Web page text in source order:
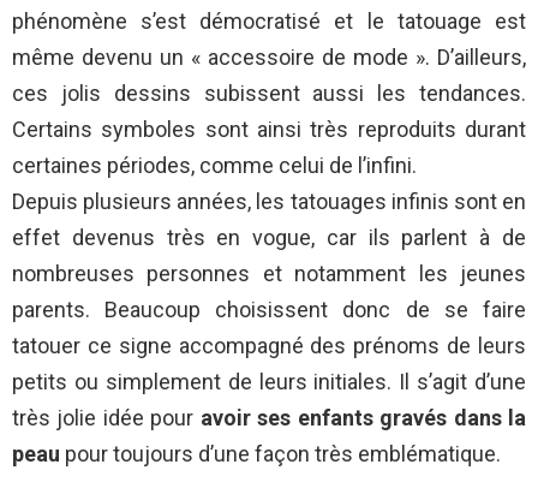
phénomène s’est démocratisé et le tatouage est
même devenu un « accessoire de mode ». D’ailleurs,
ces jolis dessins subissent aussi les tendances.
Certains symboles sont ainsi très reproduits durant
certaines périodes, comme celui de l’infini.
Depuis plusieurs années, les tatouages infinis sont en
effet devenus très en vogue, car ils parlent à de
nombreuses personnes et notamment les jeunes
parents. Beaucoup choisissent donc de se faire
tatouer ce signe accompagné des prénoms de leurs
petits ou simplement de leurs initiales. Il s’agit d’une
très jolie idée pour avoir ses enfants gravés dans la
peau pour toujours d’une façon très emblématique.